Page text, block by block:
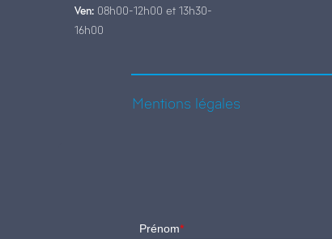
Ven: 08h00-12h00 et 13h30-
16h00
Mentions légales